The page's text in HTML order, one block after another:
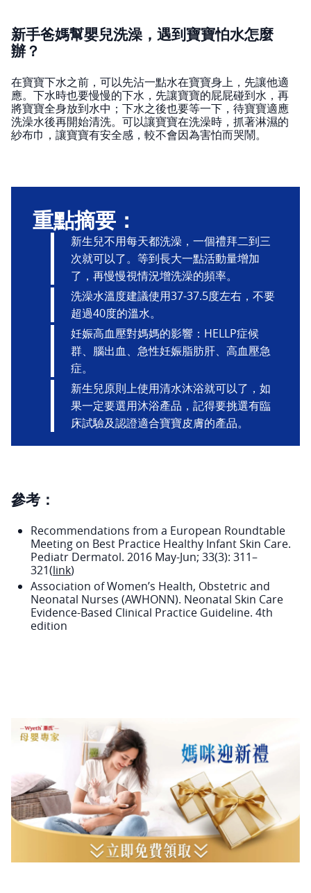
新手爸媽幫嬰兒洗澡，遇到寶寶怕水怎麼
辦？
在寶寶下水之前，可以先沾一點水在寶寶身上，先讓他適
應。下水時也要慢慢的下水，先讓寶寶的屁屁碰到水，再
將寶寶全身放到水中；下水之後也要等一下，待寶寶適應
洗澡水後再開始清洗。可以讓寶寶在洗澡時，抓著淋濕的
紗布巾，讓寶寶有安全感，較不會因為害怕而哭鬧。
重點摘要：
新生兒不用每天都洗澡，一個禮拜二到三
次就可以了。等到長大一點活動量增加
了，再慢慢視情況增洗澡的頻率。
洗澡水溫度建議使用37-37.5度左右，不要
超過40度的溫水。
妊娠高血壓對媽媽的影響：HELLP症候
群、腦出血、急性妊娠脂肪肝、高血壓急
症。
新生兒原則上使用清水沐浴就可以了，如
果一定要選用沐浴產品，記得要挑選有臨
床試驗及認證適合寶寶皮膚的產品。
參考：
Recommendations from a European Roundtable
Meeting on Best Practice Healthy Infant Skin Care.
Pediatr Dermatol. 2016 May-Jun; 33(3): 311–
321(link)
Association of Women’s Health, Obstetric and
Neonatal Nurses (AWHONN). Neonatal Skin Care
Evidence-Based Clinical Practice Guideline. 4th
edition